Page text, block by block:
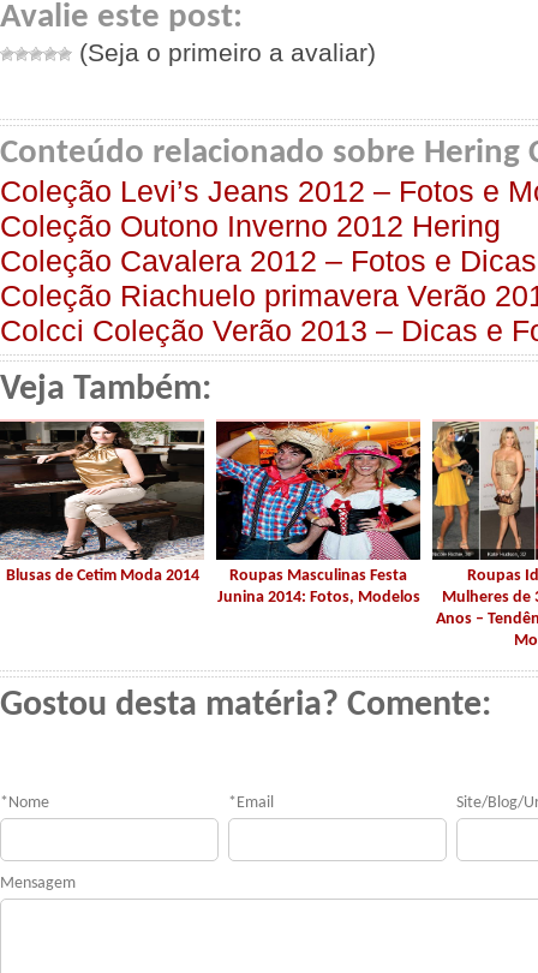
Avalie este post:
(Seja o primeiro a avaliar)
Conteúdo relacionado sobre Hering
Coleção Levi’s Jeans 2012 – Fotos e
Coleção Outono Inverno 2012 Hering
Coleção Cavalera 2012 – Fotos e Dicas
Coleção Riachuelo primavera Verão
Colcci Coleção Verão 2013 – Dicas e
Veja Também:
Blusas de Cetim Moda 2014
Roupas Masculinas Festa
Junina 2014: Fotos, Modelos
Roupas
Mulheres de
Anos –
Gostou desta matéria? Comente:
* Nome * Email Site/Blog/
Mensagem